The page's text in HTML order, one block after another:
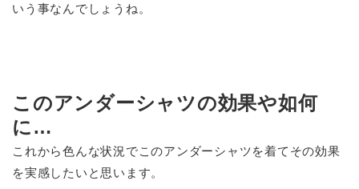
いう事なんでしょうね。
このアンダーシャツの効果や如何
に…
これから色んな状況でこのアンダーシャツを着てその効果
を実感したいと思います。